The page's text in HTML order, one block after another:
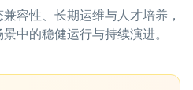
容性、长期运维与人才培养，
中的稳健运行与持续演进。